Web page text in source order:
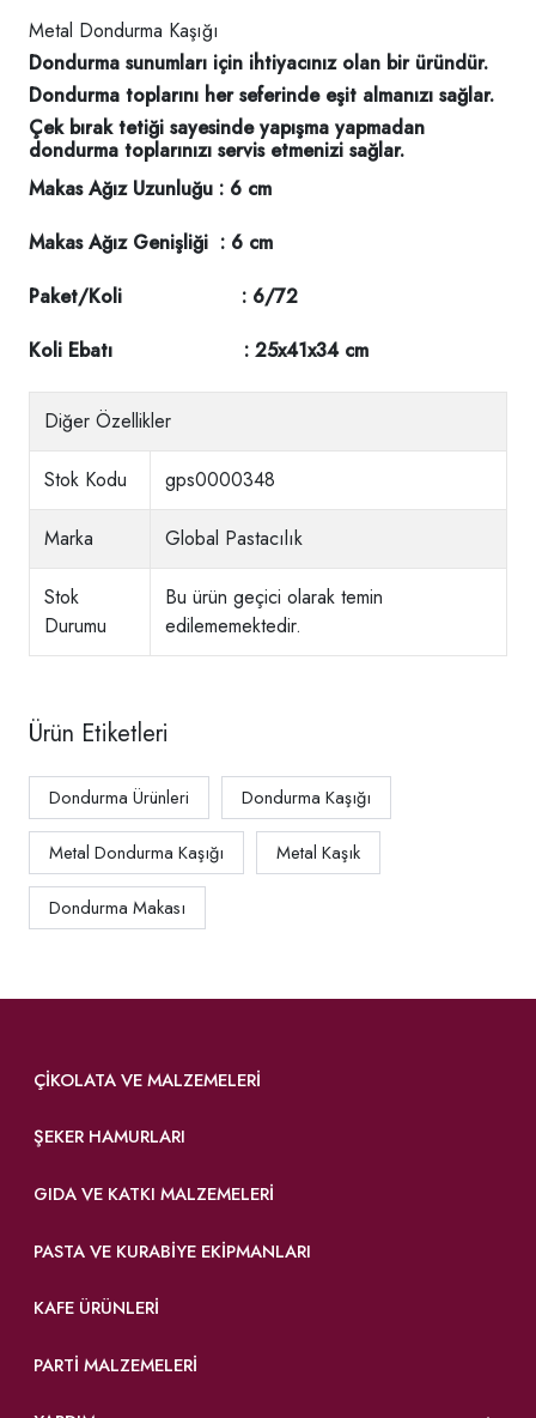
Metal Dondurma Kaşığı
Dondurma sunumları için ihtiyacınız olan bir üründür.
Dondurma toplarını her seferinde eşit almanızı sağlar.
Çek bırak tetiği sayesinde yapışma yapmadan
dondurma toplarınızı servis etmenizi sağlar.
Makas Ağız Uzunluğu : 6 cm
Makas Ağız Genişliği : 6 cm
Paket/Koli : 6/72
Koli Ebatı : 25x41x34 cm
Diğer Özellikler
Stok Kodu gps0000348
Marka Global Pastacılık
Stok
Durumu
Bu ürün geçici olarak temin
edilememektedir.
Ürün Etiketleri
Dondurma Ürünleri Dondurma Kaşığı
Metal Dondurma Kaşığı Metal Kaşık
Dondurma Makası
ÇIKOLATA VE MALZEMELERI
ŞEKER HAMURLARI
GIDA VE KATKI MALZEMELERI
PASTA VE KURABIYE EKIPMANLARI
KAFE ÜRÜNLERI
PARTI MALZEMELERI